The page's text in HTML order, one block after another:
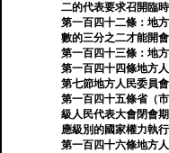
二的代表要求召開臨時
第一百四十二條：地
數的三分之二才能開會
第一百四十三條：地
第一百四十四條地方
第七節地方人民委員會
第一百四十五條省（
級人民代表大會閉會
應級別的國家權力執行
第一百四十六條地方